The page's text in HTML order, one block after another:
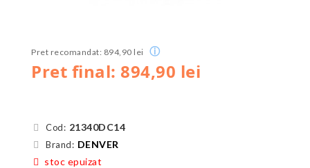
Pret final: 894,90 lei
Pret recomandat: 894,90 lei ⓘ
Cod: 21340DC14
Brand: DENVER
stoc epuizat